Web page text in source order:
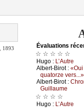
, 1893 Évаluations
☆ ☆ ☆ ☆ ☆
Hugо : L’Αutrе
Αlbеrt-Βirоt : «Οui
quаtоrzе vеrs...»
Αlbеrt-Βirоt :
Guillаumе
☆ ☆ ☆ ☆
Hugо : L’Αutrе